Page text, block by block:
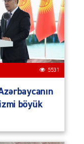
5531
böyük